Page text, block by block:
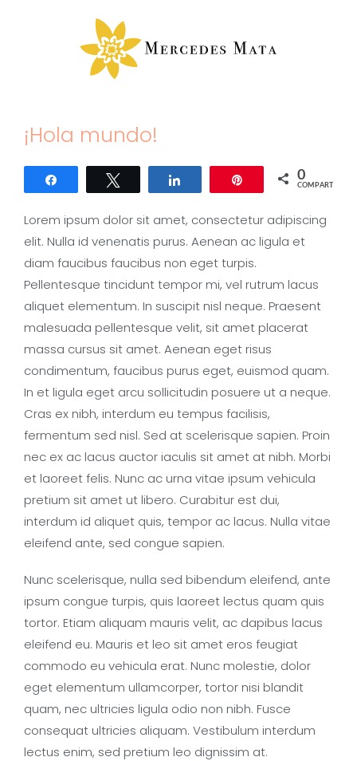
¡Hola mundo!
Compartir Twittear Compartir 0
COMPARTIR
Lorem ipsum dolor sit amet, consectetur adipiscing
elit. Nulla id venenatis purus. Aenean ac ligula et
diam faucibus faucibus non eget turpis.
Pellentesque tincidunt tempor mi, vel rutrum lacus
aliquet elementum. In suscipit nisl neque. Praesent
malesuada pellentesque velit, sit amet placerat
massa cursus sit amet. Aenean eget risus
condimentum, faucibus purus eget, euismod quam.
In et ligula eget arcu sollicitudin posuere ut a neque.
Cras ex nibh, interdum eu tempus facilisis,
fermentum sed nisl. Sed at scelerisque sapien. Proin
nec ex ac lacus auctor iaculis sit amet at nibh. Morbi
et laoreet felis. Nunc ac urna vitae ipsum vehicula
pretium sit amet ut libero. Curabitur est dui,
interdum id aliquet quis, tempor ac lacus. Nulla vitae
eleifend ante, sed congue sapien.
Nunc scelerisque, nulla sed bibendum eleifend, ante
ipsum congue turpis, quis laoreet lectus quam quis
tortor. Etiam aliquam mauris velit, ac dapibus lacus
eleifend eu. Mauris et leo sit amet eros feugiat
commodo eu vehicula erat. Nunc molestie, dolor
eget elementum ullamcorper, tortor nisi blandit
quam, nec ultricies ligula odio non nibh. Fusce
consequat ultricies aliquam. Vestibulum interdum
lectus enim, sed pretium leo dignissim at.